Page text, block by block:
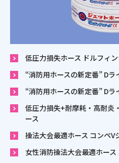
低圧力損失ホース ドルフィ
“消防用ホースの新定番” Dラ
“消防用ホースの新定番” Dラ
低圧力損失+耐摩耗・高耐炎
ース
操法大会最適ホース コンペV
女性消防操法大会最適ホース